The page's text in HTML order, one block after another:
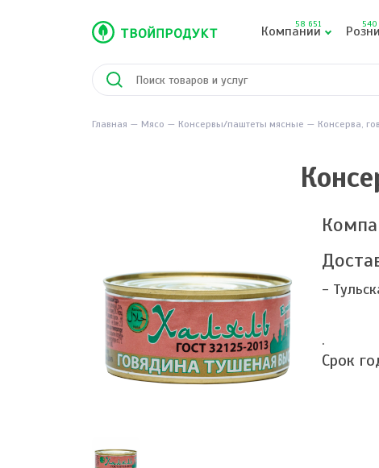
Компании
58 651 540
Главная Мясо Консервы/паштеты мясные Консерва,
-
.
Срок